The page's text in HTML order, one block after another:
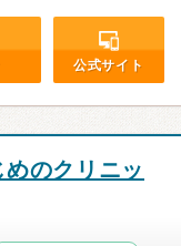
公式サイト
のクリニッ